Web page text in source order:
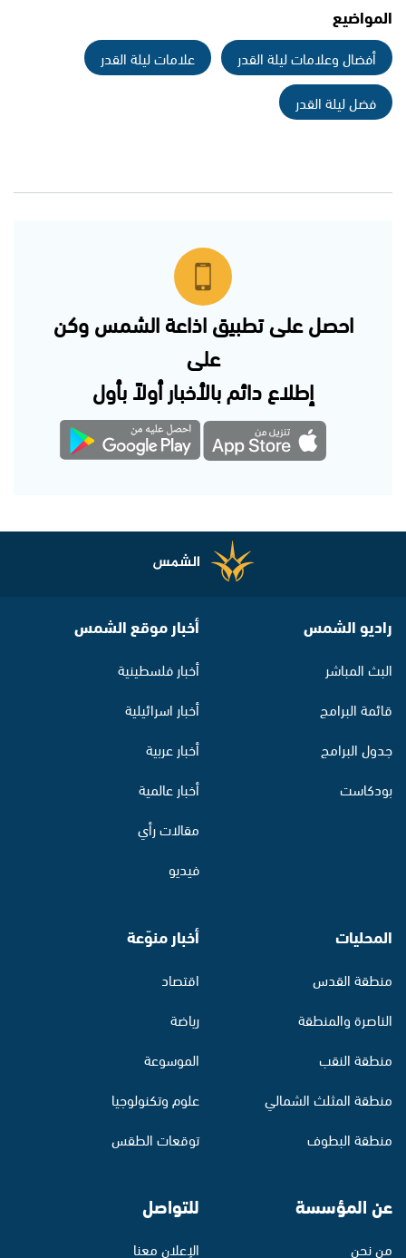
المواضيع
أفضال وعلامات ليلة القدر
علامات ليلة القدر
فضل ليلة القدر
احصل على تطبيق اذاعة الشمس وكن
على
إطلاع دائم بالأخبار أولاً بأول
راديو الشمس
البث المباشر
قائمة البرامج
جدول البرامج
بودكاست
أخبار موقع الشمس
أخبار فلسطينية
أخبار اسرائيلية
أخبار عربية
أخبار عالمية
مقالات رأي
فيديو
المحليات
منطقة القدس
الناصرة والمنطقة
منطقة النقب
منطقة المثلث الشمالي
منطقة البطوف
أخبار منوّعة
اقتصاد
رياضة
الموسوعة
علوم وتكنولوجيا
توقعات الطقس
عن المؤسسة
من نحن
للتواصل
الإعلان معنا